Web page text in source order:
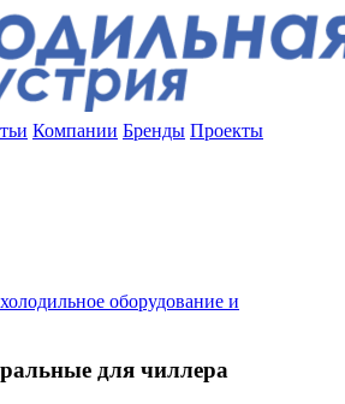
Компании Бренды Проекты
оборудование и
для чиллера